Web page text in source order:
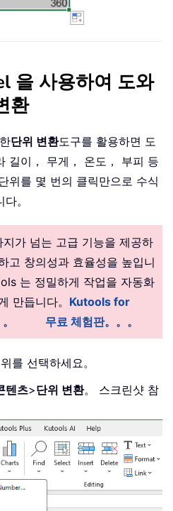
을 사용하여 도와
환
단위 변환도구를 활용하면 도
길이， 무게， 온도， 부피 등
위를 몇 번의 클릭만으로 수식
。
가 넘는 고급 기능을 제공하
고 창의성과 효율성을 높입니
는 정밀하게 작업을 자동화
만듭니다。 Kutools for
무료 체험판。。。
를 선택하세요。
텐츠>단위 변환。 스크린샷 참